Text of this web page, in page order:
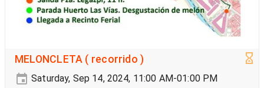
MELONCLETA ( recorrido )
Saturday, Sep 14, 2024, 11:00 AM-01:00 PM